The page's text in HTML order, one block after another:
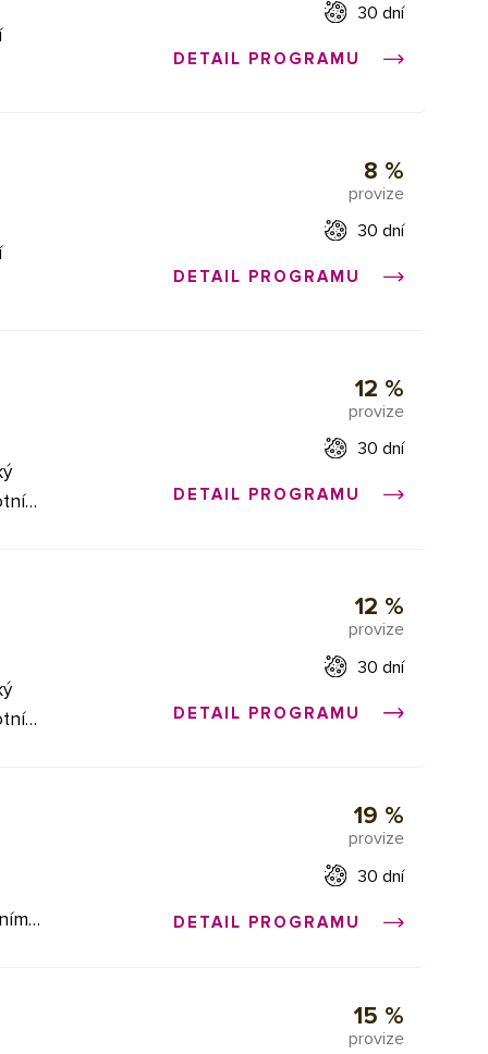
a
30 dní
DETAIL PROGRAMU
a
8 %
provize
30 dní
DETAIL PROGRAMU
a
12 %
provize
30 dní
DETAIL PROGRAMU
a
12 %
provize
30 dní
DETAIL PROGRAMU
a
19 %
provize
30 dní
DETAIL PROGRAMU
15 %
provize